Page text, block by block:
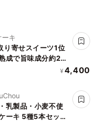
キ
り寄せスイーツ1位
成で旨味成分約2
の「熟成バスクチー
¥ 4,400
乳製品・小麦不使
ーキ 5種5本セット